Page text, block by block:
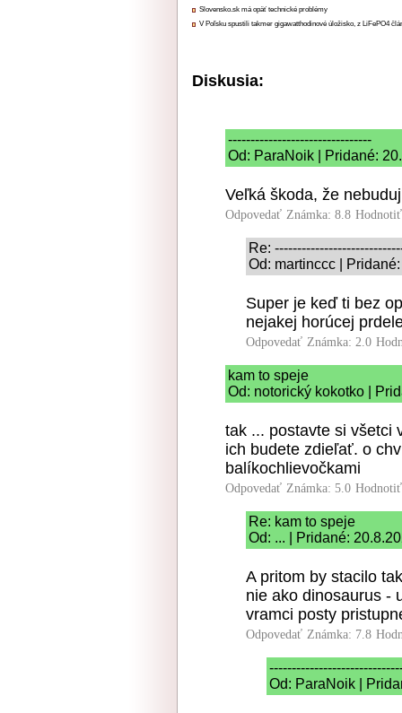
Slovensko.sk má opäť technické problémy
V Poľsku spustili takmer gigawatthodinové úložisko, z LiFePO4
Diskusia:
--------------------------------
Od: ParaNoik | Pridané:
Veľká škoda, že
Odpovedať Známka: 8.8
Re:
Od: martinccc |
Super je keď ti bez
nejakej horúcej
Odpovedať Známka: 2.0
kam to speje
Od: notorický kokotko |
tak ... postavte si všetci
ich budete zdieľať. o
balíkochlievočkami
Odpovedať Známka: 5.0
Re: kam to speje
Od: ... | Pridané:
A pritom by stacilo
nie ako dinosaurus -
vramci posty
Odpovedať Známka: 7.8
Od: ParaNoik |